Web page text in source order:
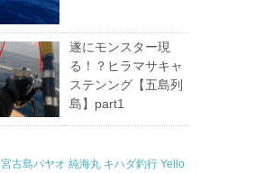
遂にモンスター現
る！？ヒラマサキャ
ステンング【五島列
島】part1
宮古島パヤオ 純海丸 キハダ釣行 Yello